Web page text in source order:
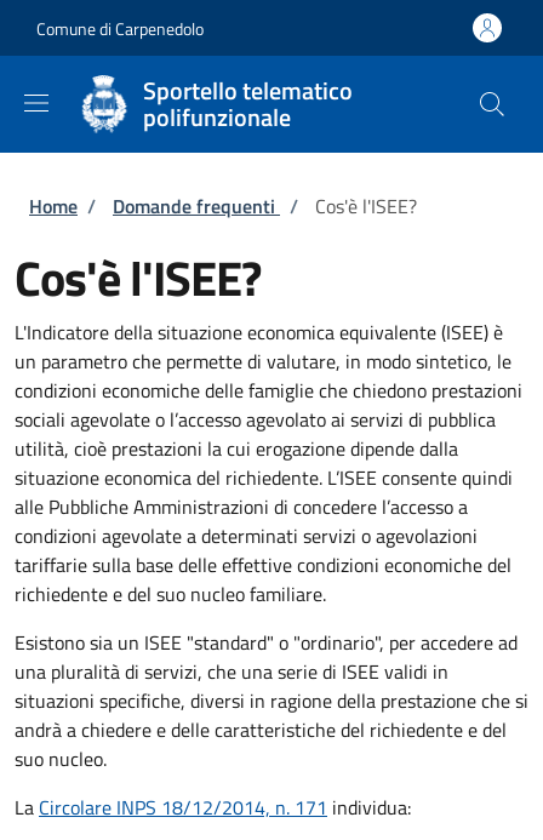
Comune di Carpenedolo
Sportello telematico
polifunzionale
Briciole di pane
Home / Domande frequenti / Cos'è l'ISEE?
Cos'è l'ISEE?
L'Indicatore della situazione economica equivalente (ISEE) è
un parametro che permette di valutare, in modo sintetico, le
condizioni economiche delle famiglie che chiedono prestazioni
sociali agevolate o l’accesso agevolato ai servizi di pubblica
utilità, cioè prestazioni la cui erogazione dipende dalla
situazione economica del richiedente. L’ISEE consente quindi
alle Pubbliche Amministrazioni di concedere l’accesso a
condizioni agevolate a determinati servizi o agevolazioni
tariffarie sulla base delle effettive condizioni economiche del
richiedente e del suo nucleo familiare.
Esistono sia un ISEE "standard" o "ordinario", per accedere ad
una pluralità di servizi, che una serie di ISEE validi in
situazioni specifiche, diversi in ragione della prestazione che si
andrà a chiedere e delle caratteristiche del richiedente e del
suo nucleo.
La Circolare INPS 18/12/2014, n. 171 individua: